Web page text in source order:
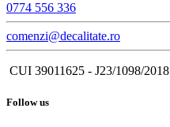
0774 556 336
comenzi@decalitate.ro
CUI 39011625 - J23/1098/2018
Follow us